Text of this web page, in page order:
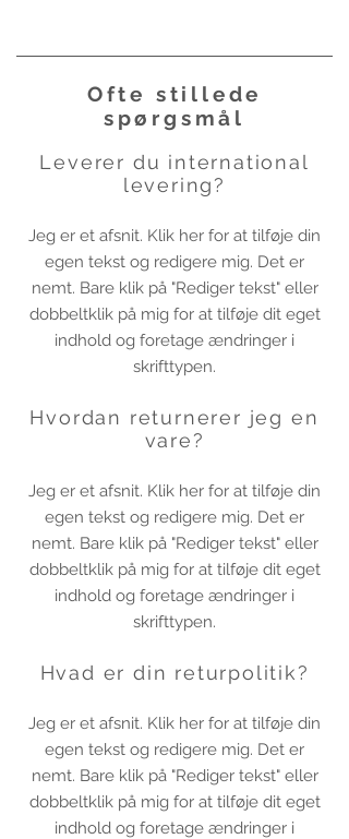
Ofte stillede
spørgsmål
Leverer du international
levering?
Jeg er et afsnit. Klik her for at tilføje din
egen tekst og redigere mig. Det er
nemt. Bare klik på "Rediger tekst" eller
dobbeltklik på mig for at tilføje dit eget
indhold og foretage ændringer i
skrifttypen.
Hvordan returnerer jeg en
vare?
Jeg er et afsnit. Klik her for at tilføje din
egen tekst og redigere mig. Det er
nemt. Bare klik på "Rediger tekst" eller
dobbeltklik på mig for at tilføje dit eget
indhold og foretage ændringer i
skrifttypen.
Hvad er din returpolitik?
Jeg er et afsnit. Klik her for at tilføje din
egen tekst og redigere mig. Det er
nemt. Bare klik på "Rediger tekst" eller
dobbeltklik på mig for at tilføje dit eget
indhold og foretage ændringer i